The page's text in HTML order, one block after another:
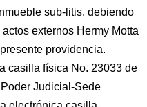
sub-litis, debiendo
externos Hermy Motta
providencia.
casilla física No. 23033 de
Judicial-Sede